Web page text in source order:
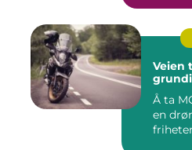
Veien
Å ta
en